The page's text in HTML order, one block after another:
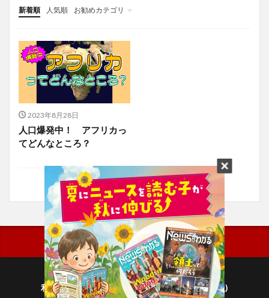
新着順 人気順
お勧めカテゴリ
投稿
学び
マンガ
電子書籍
2023年8月28日
人口爆発中！ アフリカっ
てどんなところ？
利用規約
プライバシーポリシー(毎日新聞出版)